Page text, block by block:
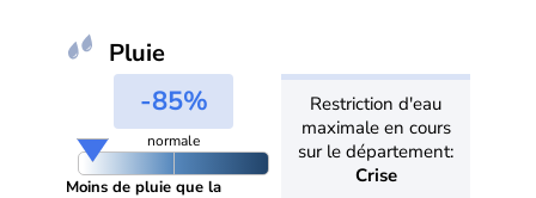
Pluie
-85%
normale
Moins de pluie que la
Restriction d'eau
maximale en cours
sur le département:
Crise